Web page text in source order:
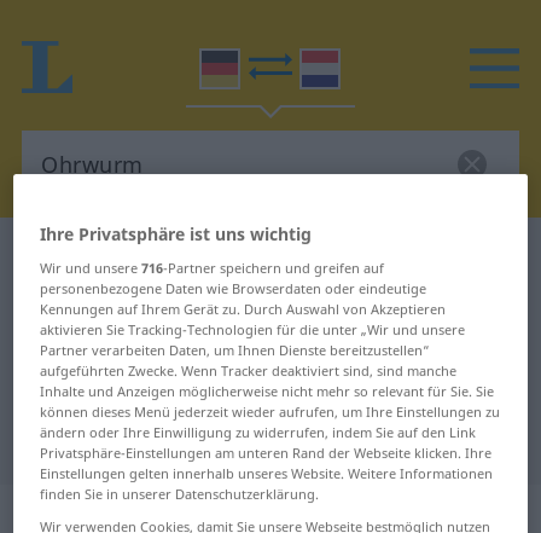
Deutsch-Niederländisch
Übersetzung für "Ohrwurm"
"Ohrwurm" Niederländisch
Übersetzung
„Ohrwurm“ : Maskulinum, männlich
Ihre Privatsphäre ist uns wichtig
Wir und unsere716-Partner speichern und greifen auf
personenbezogene Daten wie Browserdaten oder eindeutige
Kennungen auf Ihrem Gerät zu. Durch Auswahl von Akzeptieren
aktivieren Sie Tracking-Technologien für die unter „Wir und unsere
Partner verarbeiten Daten, um Ihnen Dienste bereitzustellen“
aufgeführten Zwecke. Wenn Tracker deaktiviert sind, sind manche
Inhalte und Anzeigen möglicherweise nicht mehr so relevant für Sie. Sie
können dieses Menü jederzeit wieder aufrufen, um Ihre Einstellungen zu
ändern oder Ihre Einwilligung zu widerrufen, indem Sie auf den Link
Privatsphäre-Einstellungen am unteren Rand der Webseite klicken. Ihre
Einstellungen gelten innerhalb unseres Website. Weitere Informationen
finden Sie in unserer Datenschutzerklärung.
Wir verwenden Cookies, damit Sie unsere Webseite bestmöglich nutzen